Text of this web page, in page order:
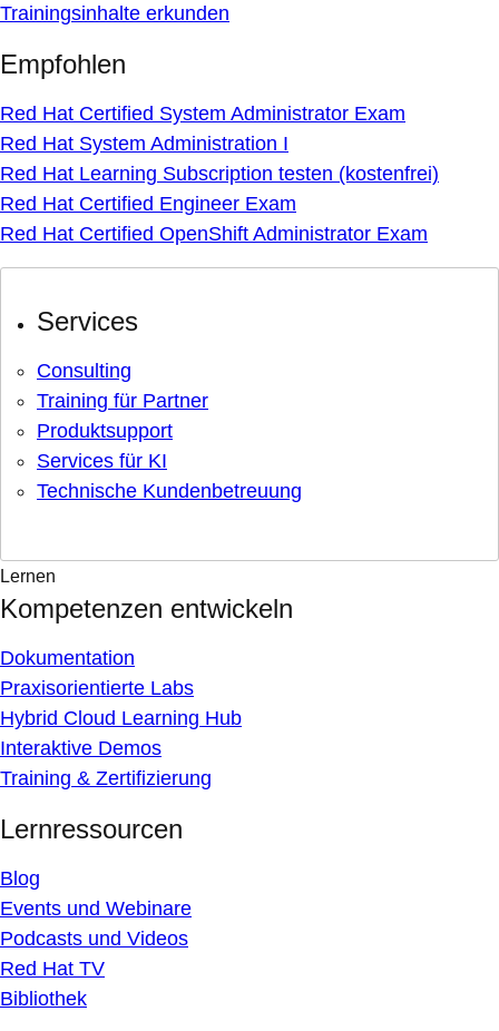
Trainingsinhalte erkunden
Empfohlen
Red Hat Certified System Administrator Exam
Red Hat System Administration I
Red Hat Learning Subscription testen (kostenfrei)
Red Hat Certified Engineer Exam
Red Hat Certified OpenShift Administrator Exam
Services
Consulting
Training für Partner
Produktsupport
Services für KI
Technische Kundenbetreuung
Lernen
Kompetenzen entwickeln
Dokumentation
Praxisorientierte Labs
Hybrid Cloud Learning Hub
Interaktive Demos
Training & Zertifizierung
Lernressourcen
Blog
Events und Webinare
Podcasts und Videos
Red Hat TV
Bibliothek